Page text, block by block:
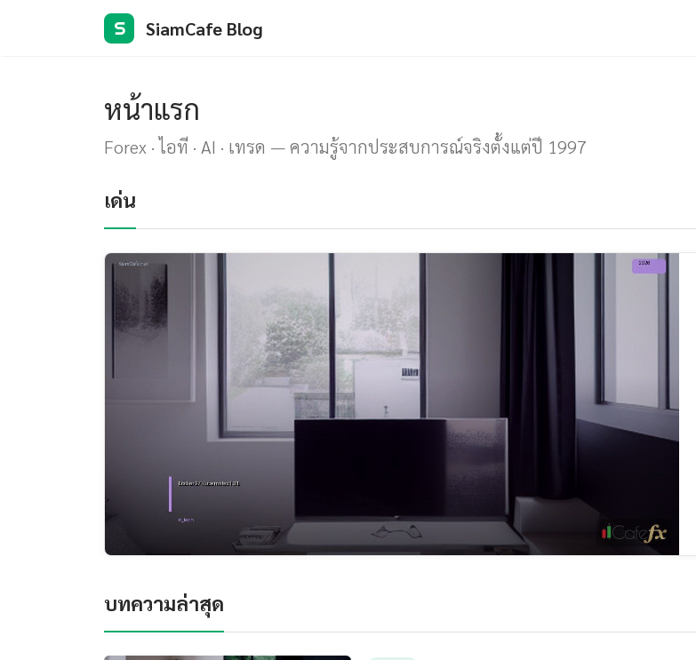
S SiamCafe Blog
หน้าแรก
Forex · ไอที · AI · เทรด — ความรู้จากประสบการณ์จริงตั้งแต่ปี 1997
เด่น
บทความล่าสุด